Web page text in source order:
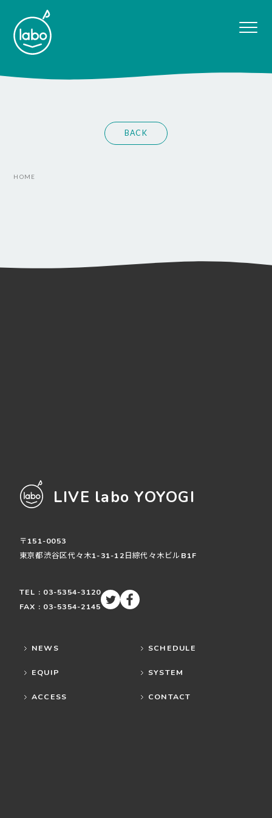
BACK
HOME
LIVE labo YOYOGI
〒151-0053
東京都渋谷区代々木1-31-12日綜代々木ビルB1F
TEL : 03-5354-3120
FAX : 03-5354-2145
NEWS SCHEDULE
EQUIP SYSTEM
ACCESS CONTACT